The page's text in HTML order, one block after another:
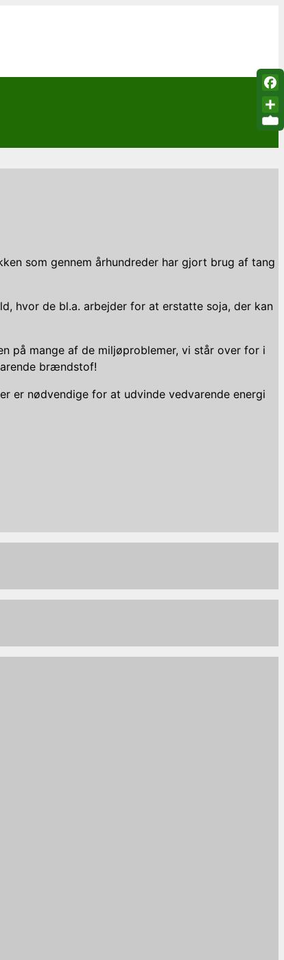
som gennem århundreder har gjort brug af tang
hvor de bl.a. arbejder for at erstatte soja, der kan
på mange af de miljøproblemer, vi står over for i
brændstof!
er nødvendige for at udvinde vedvarende energi